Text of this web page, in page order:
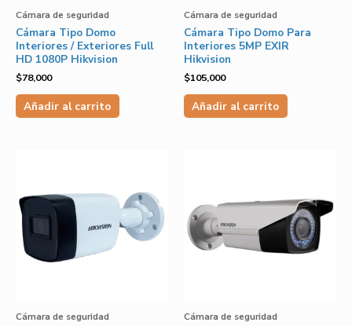
Cámara de seguridad
Cámara Tipo Domo
Interiores / Exteriores Full
HD 1080P Hikvision
$78,000
Añadir al carrito
Cámara de seguridad
Cámara Tipo Domo Para
Interiores 5MP EXIR
Hikvision
$105,000
Añadir al carrito
Cámara de seguridad Cámara de seguridad